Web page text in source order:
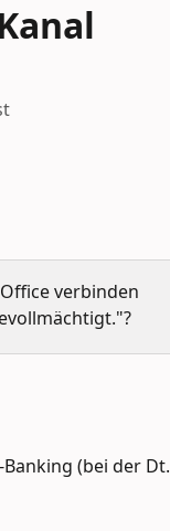
verbinden
(bei der Dt.